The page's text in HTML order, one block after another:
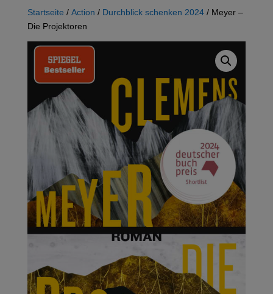
Startseite / Action / Durchblick schenken 2024/ Meyer –
Die Projektoren